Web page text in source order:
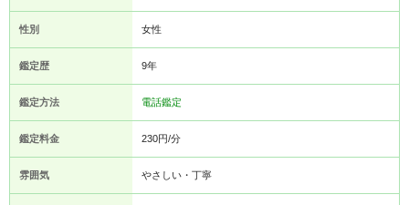
性別 女性
鑑定歴 9年
鑑定方法 電話鑑定
鑑定料金 230円/分
雰囲気 やさしい・丁寧